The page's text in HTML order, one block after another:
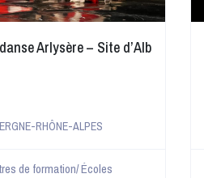
Arlysère – Site d’Alb
RHÔNE-ALPES
de formation/ Écoles